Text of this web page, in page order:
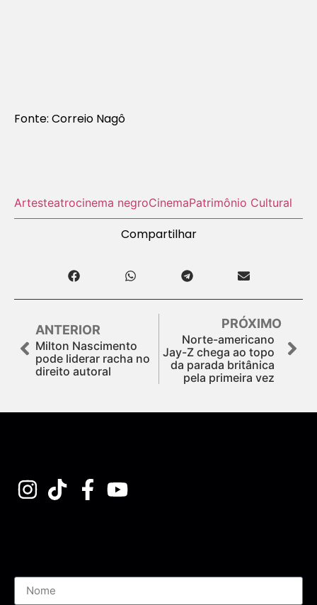
Fonte: Correio Nagô
Artesteatrocinema negroCinemaPatrimônio Cultural
Compartilhar
ANTERIOR
Milton Nascimento
pode liderar racha no
direito autoral
PRÓXIMO
Norte-americano
Jay-Z chega ao topo
da parada britânica
pela primeira vez